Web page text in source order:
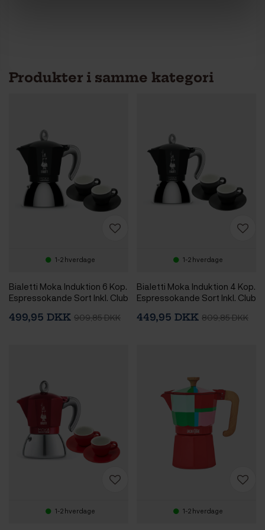
Produkter i samme kategori
1-2 hverdage
Bialetti Moka Induktion 6 Kop.
Espressokande Sort Inkl. Club
Underkop Mat Sort 7 cl 2 Stk
499,95 DKK 909,85 DKK
1-2 hverdage
Bialetti Moka Induktion 4 Kop.
Espressokande Sort Inkl. Club
Underkop Mat Sort 7 cl 2 Stk
449,95 DKK 809,85 DKK
1-2 hverdage 1-2 hverdage